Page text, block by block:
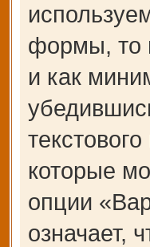
формы, то
и как
которые
опции
означает,